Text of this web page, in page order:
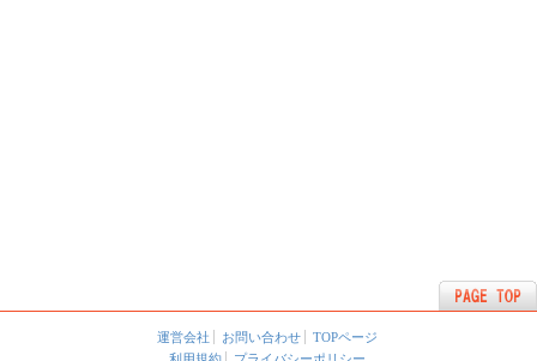
運営会社 お問い合わせ
TOPページ
利用規約
プライバシーポリシー